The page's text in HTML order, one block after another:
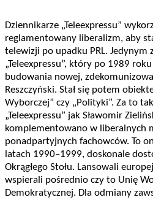
Dziennikarze „Teleexpressu”
reglamentowany liberalizm, aby
telewizji po upadku PRL. Jedynym
„Teleexpressu”, który po 1989
budowania nowej,
Reszczyński. Stał się potem
Wyborczej” czy „Polityki”. Za to
„Teleexpressu” jak Sławomir
komplementowano w liberalnych
ponadpartyjnych fachowców. To
latach 1990–1999, doskonale
Okrągłego Stołu. Lansowali
wspierali pośrednio czy to Unię
Demokratycznej. Dla odmiany